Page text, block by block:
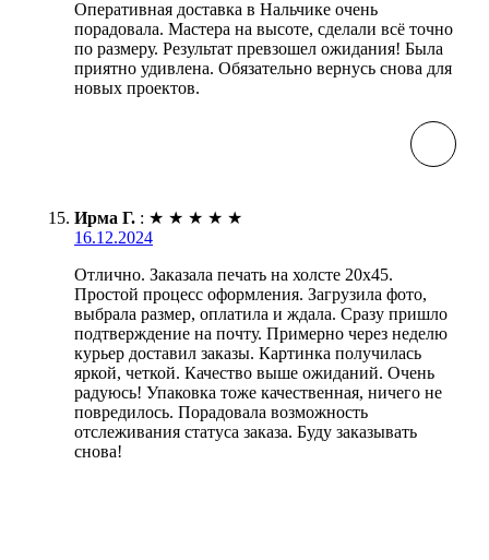
Оперативная доставка в Нальчике очень
порадовала. Мастера на высоте, сделали всё точно
по размеру. Результат превзошел ожидания! Была
приятно удивлена. Обязательно вернусь снова для
новых проектов.
Ирма Г. : ★ ★ ★ ★ ★
16.12.2024
Отлично. Заказала печать на холсте 20х45.
Простой процесс оформления. Загрузила фото,
выбрала размер, оплатила и ждала. Сразу пришло
подтверждение на почту. Примерно через неделю
курьер доставил заказы. Картинка получилась
яркой, четкой. Качество выше ожиданий. Очень
радуюсь! Упаковка тоже качественная, ничего не
повредилось. Порадовала возможность
отслеживания статуса заказа. Буду заказывать
снова!